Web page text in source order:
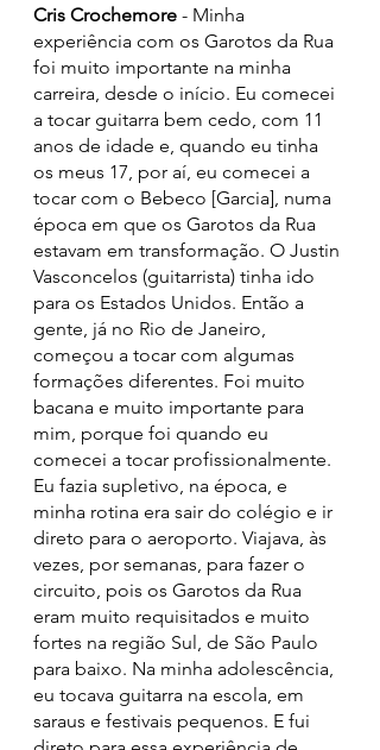
Cris Crochemore - Minha
experiência com os Garotos da Rua
foi muito importante na minha
carreira, desde o início. Eu comecei
a tocar guitarra bem cedo, com 11
anos de idade e, quando eu tinha
os meus 17, por aí, eu comecei a
tocar com o Bebeco [Garcia], numa
época em que os Garotos da Rua
estavam em transformação. O Justin
Vasconcelos (guitarrista) tinha ido
para os Estados Unidos. Então a
gente, já no Rio de Janeiro,
começou a tocar com algumas
formações diferentes. Foi muito
bacana e muito importante para
mim, porque foi quando eu
comecei a tocar profissionalmente.
Eu fazia supletivo, na época, e
minha rotina era sair do colégio e ir
direto para o aeroporto. Viajava, às
vezes, por semanas, para fazer o
circuito, pois os Garotos da Rua
eram muito requisitados e muito
fortes na região Sul, de São Paulo
para baixo. Na minha adolescência,
eu tocava guitarra na escola, em
saraus e festivais pequenos. E fui